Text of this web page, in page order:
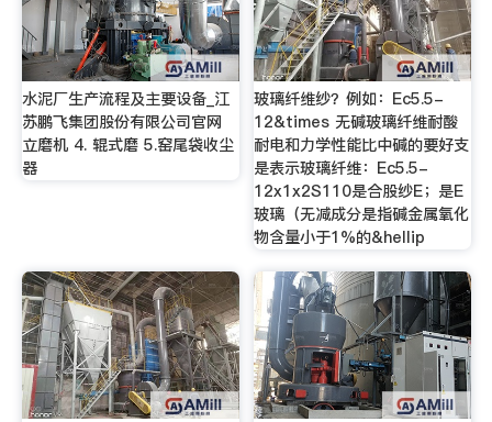
水泥厂生产流程及主要设备_江
苏鹏飞集团股份有限公司官网
立磨机 4. 辊式磨 5.窑尾袋收尘
器
玻璃纤维纱？例如：Ec5.5-
12&times 无碱玻璃纤维耐酸
耐电和力学性能比中碱的要好支
是表示玻璃纤维：Ec5.5-
12x1x2S110是合股纱E；是E
玻璃（无减成分是指碱金属氧化
物含量小于1%的&hellip